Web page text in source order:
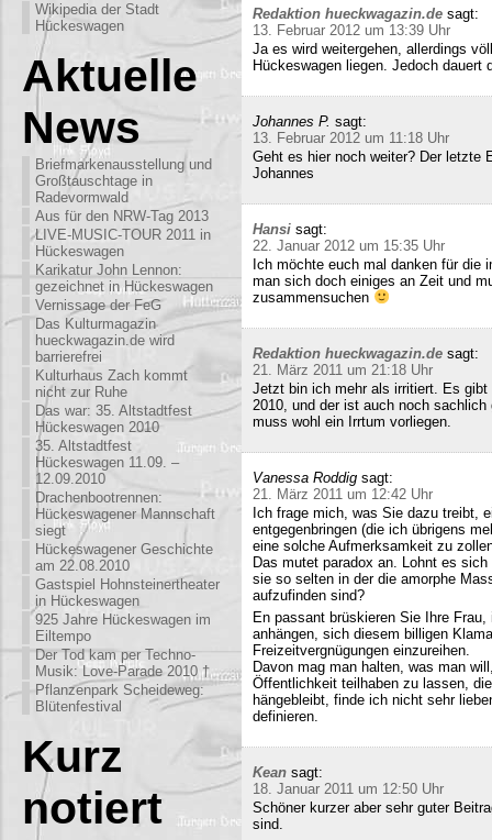
Wikipedia der Stadt
Hückeswagen
Aktuelle
News
Briefmarkenausstellung und
Großtauschtage in
Radevormwald
Aus für den NRW-Tag 2013
LIVE-MUSIC-TOUR 2011 in
Hückeswagen
Karikatur John Lennon:
gezeichnet in Hückeswagen
Vernissage der FeG
Das Kulturmagazin
hueckwagazin.de wird
barrierefrei
Kulturhaus Zach kommt
nicht zur Ruhe
Das war: 35. Altstadtfest
Hückeswagen 2010
35. Altstadtfest
Hückeswagen 11.09. –
12.09.2010
Drachenbootrennen:
Hückeswagener Mannschaft
siegt
Hückeswagener Geschichte
am 22.08.2010
Gastspiel Hohnsteinertheater
in Hückeswagen
925 Jahre Hückeswagen im
Eiltempo
Der Tod kam per Techno-
Musik: Love-Parade 2010 †
Pflanzenpark Scheideweg:
Blütenfestival
Kurz
notiert
Redaktion hueckwagazin.de sagt:
13. Februar 2012 um 13:39 Uhr
Ja es wird weitergehen, allerdings
Hückeswagen liegen. Jedoch
Johannes P. sagt:
13. Februar 2012 um 11:18 Uhr
Geht es hier noch weiter? Der letzte
Johannes
Hansi sagt:
22. Januar 2012 um 15:35 Uhr
Ich möchte euch mal danken für die
man sich doch einiges an Zeit und
zusammensuchen
Redaktion hueckwagazin.de sagt:
21. März 2011 um 21:18 Uhr
Jetzt bin ich mehr als irritiert. Es gibt
2010, und der ist auch noch
muss wohl ein Irrtum vorliegen.
Vanessa Roddig sagt:
21. März 2011 um 12:42 Uhr
Ich frage mich, was Sie dazu treibt,
entgegenbringen (die ich übrigens
eine solche Aufmerksamkeit zu
Das mutet paradox an. Lohnt es
sie so selten in der die amorphe
aufzufinden sind?
En passant brüskieren Sie Ihre
anhängen, sich diesem billigen
Freizeitvergnügungen einzureihen.
Davon mag man halten, was man
Öffentlichkeit teilhaben zu lassen,
hängebleibt, finde ich nicht sehr
definieren.
Kean sagt:
18. Januar 2011 um 12:50 Uhr
Schöner kurzer aber sehr guter
sind.